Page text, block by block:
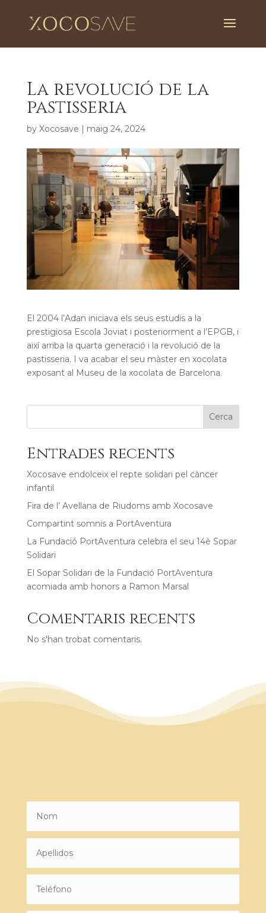
La revolució de la
pastisseria
by Xocosave | maig 24, 2024
El 2004 l’Adan iniciava els seus estudis a la
prestigiosa Escola Joviat i posteriorment a l’EPGB, i
així arriba la quarta generació i la revolució de la
pastisseria. I va acabar el seu màster en xocolata
exposant al Museu de la xocolata de Barcelona.
Cerca
Entrades recents
Xocosave endolceix el repte solidari pel càncer
infantil
Fira de l’ Avellana de Riudoms amb Xocosave
Compartint somnis a PortAventura
La Fundació PortAventura celebra el seu 14è Sopar
Solidari
El Sopar Solidari de la Fundació PortAventura
acomiada amb honors a Ramon Marsal
Comentaris recents
No s'han trobat comentaris.